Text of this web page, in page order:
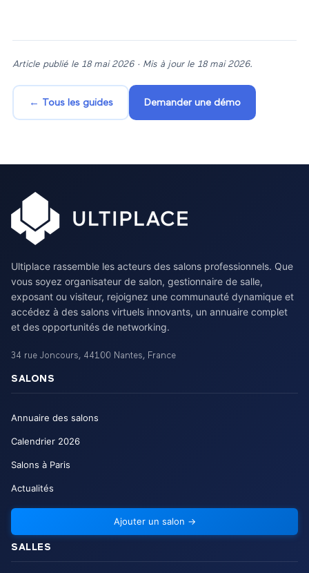
Article publié le 18 mai 2026· Mis à jour le 18 mai 2026.
← Tous les guides Demander une démo
Ultiplace rassemble les acteurs des salons professionnels. Que
vous soyez organisateur de salon, gestionnaire de salle,
exposant ou visiteur, rejoignez une communauté dynamique et
accédez à des salons virtuels innovants, un annuaire complet
et des opportunités de networking.
34 rue Joncours, 44100 Nantes, France
SALONS
Annuaire des salons
Calendrier 2026
Salons à Paris
Actualités
Ajouter un salon →
SALLES